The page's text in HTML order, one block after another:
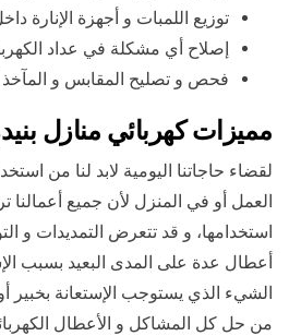
توزيع اللمبات و أجهزة الإنارة
إصلاح أي مشكلة في عداد
فحص و تصليح المقابس و المآخذ
مميزات كهربائي منازل
لقضاء حاجاتنا اليومية لابد لنا من
العمل أو في المنزل لأن جميع أعمالنا
استخدامها، و قد تتعرض التمديدات و
أعطال عدة على المدى البعيد بسبب
الشيء الذي يستوجب الإستعانة بخبير
من حل كل المشاكل و الأعطال